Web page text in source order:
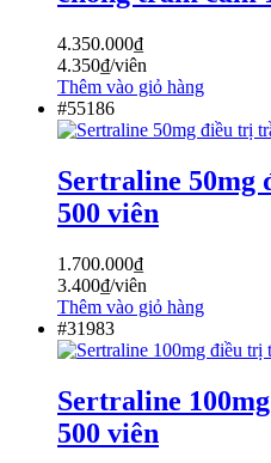
4.350.000₫
4.350₫/viên
Thêm vào giỏ hàng
#55186
Sertraline 50mg
500 viên
1.700.000₫
3.400₫/viên
Thêm vào giỏ hàng
#31983
Sertraline
500 viên